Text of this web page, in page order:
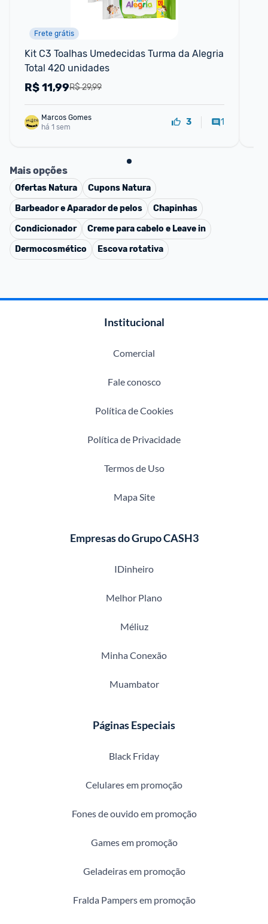
Frete grátis
Kit C3 Toalhas Umedecidas Turma da Alegria
Total 420 unidades
R$ 29,99
R$11,99
Marcos Gomes
há 1 sem
3 1
Mais opções
Ofertas Natura Cupons Natura
Barbeador e Aparador de pelos
Chapinhas
Condicionador
Creme para cabelo e Leave in
Dermocosmético
Escova rotativa
Institucional
Comercial
Fale conosco
Política de Cookies
Política de Privacidade
Termos de Uso
Mapa Site
Empresas do Grupo CASH3
IDinheiro
Melhor Plano
Méliuz
Minha Conexão
Muambator
Páginas Especiais
Black Friday
Celulares em promoção
Fones de ouvido em promoção
Games em promoção
Geladeiras em promoção
Fralda Pampers em promoção